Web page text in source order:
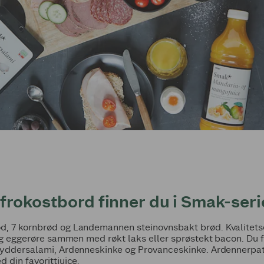
finner du i Smak-
7 kornbrød og Landemannen steinovnsbakt brød.
eggerøre sammen med røkt laks eller sprøstekt bacon. Du
Ardenneskinke og Provanceskinke.
din favorittjuice.